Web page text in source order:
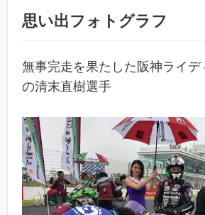
思い出フォトグラフ
無事完走を果たした阪神ライ
の清末直樹選手